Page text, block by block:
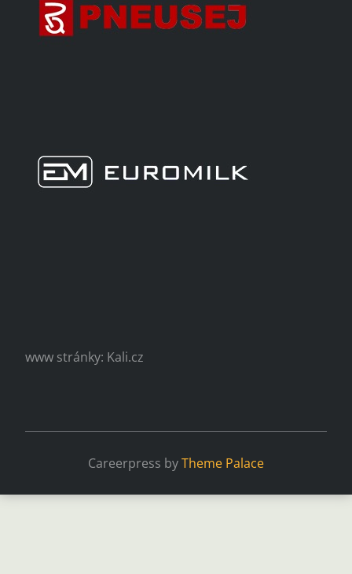
www stránky: Kali.cz
Careerpress byTheme Palace